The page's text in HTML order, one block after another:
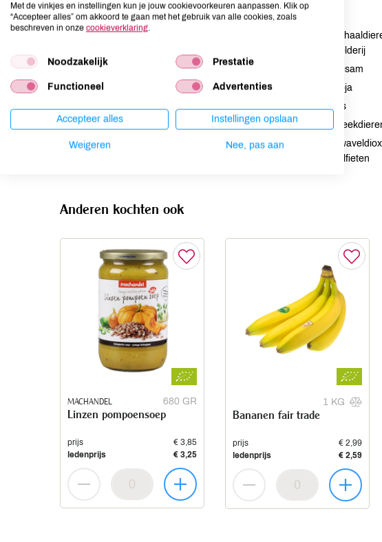
Allergenen
Aardnoten
niet aanwezig
Lactose
niet aanwezig
Lupine
niet aanwezig
Mosterd
niet aanwezig
Noten
Selderij
Sesam
Soja
Vis
sulfieten
Anderen kochten ook
MACHANDEL 680 GR
Linzen pompoensoep
prijs
€ 3,85
ledenprijs
€ 3,25
1 KG
Bananen fair trade
prijs
€ 2,99
ledenprijs
€ 2,59
Met de vinkjes en instellingen kun je jouw cookievoorkeuren aanpassen. Klik op
“Accepteer alles” om akkoord te gaan met het gebruik van alle cookies, zoals
beschreven in onze cookieverklaring.
Noodzakelijk Prestatie
Functioneel Advertenties
Accepteer alles Instellingen opslaan
Weigeren Nee, pas aan